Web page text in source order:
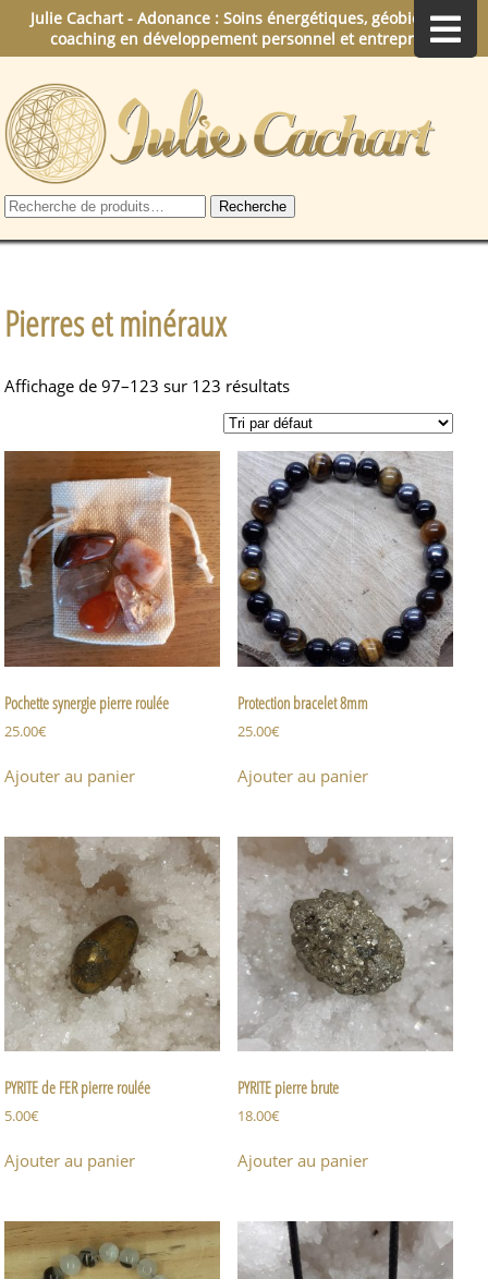
Julie Cachart - Adonance : Soins énergétiques, géobiologie,
coaching en développement personnel et entreprise.
Recherche
pour :
Recherche
Pierres et minéraux
Affichage de 97–123 sur 123 résultats
Pochette synergie pierre roulée
25.00€
Ajouter au panier
Protection bracelet 8mm
25.00€
Ajouter au panier
PYRITE de FER pierre roulée
5.00€
Ajouter au panier
PYRITE pierre brute
18.00€
Ajouter au panier